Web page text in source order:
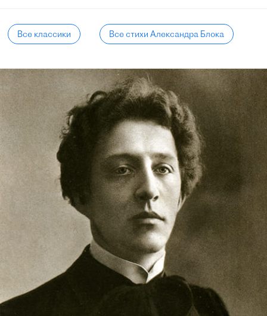
Все классики Все стихи Александра Блока